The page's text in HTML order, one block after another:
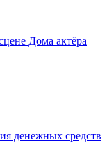
Дома актёра
денежных средств